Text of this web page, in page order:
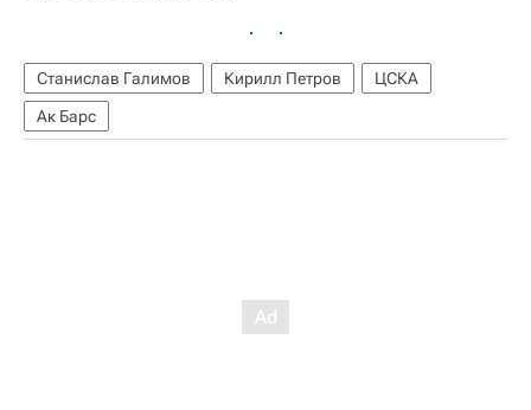
Станислав Галимов Кирилл Петров
ЦСКА
Ак Барс